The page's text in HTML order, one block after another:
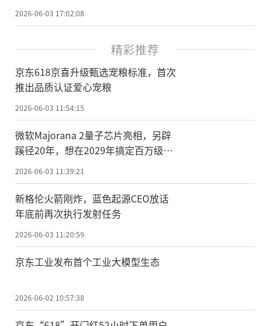
2026-06-03 17:02:08
精彩推荐
京东618京喜升级甄选宠粮标准，首次
推出品质认证爱心宠粮
2026-06-03 11:54:15
微软Majorana 2量子芯片亮相，另辟
蹊径20年，想在2029年搞定百万级量
子计算
2026-06-03 11:39:21
新格伦火箭刚炸，蓝色起源CEO放话
年底前再次执行发射任务
2026-06-03 11:20:59
京东工业发布首个工业大模型生态
2026-06-02 10:57:38